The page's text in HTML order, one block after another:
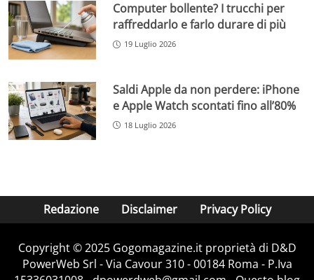
Computer bollente? I trucchi per
raffreddarlo e farlo durare di più
19 Luglio 2026
Saldi Apple da non perdere: iPhone
e Apple Watch scontati fino all’80%
18 Luglio 2026
Redazione Disclaimer Privacy Policy
Copyright © 2025 Gogomagazine.it proprietà di D&D
PowerWeb Srl - Via Cavour 310 - 00184 Roma - P.Iva